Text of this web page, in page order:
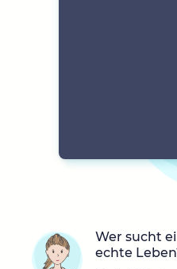
Wer sucht
echte